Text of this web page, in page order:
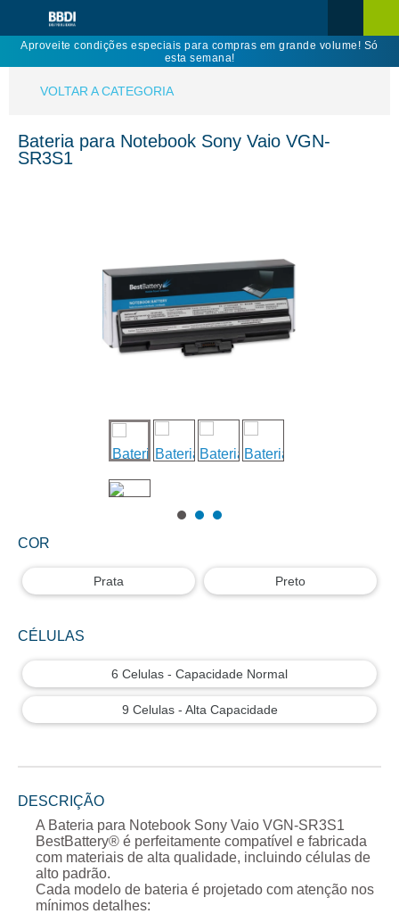
Aproveite condições especiais para compras em grande volume! Só
esta semana!
VOLTAR A CATEGORIA
Bateria para Notebook Sony Vaio VGN-
SR3S1
COR
Prata Preto
CÉLULAS
6 Celulas - Capacidade Normal
9 Celulas - Alta Capacidade
DESCRIÇÃO
A Bateria para Notebook Sony Vaio VGN-SR3S1
BestBattery® é perfeitamente compatível e fabricada
com materiais de alta qualidade, incluindo células de
alto padrão.
Cada modelo de bateria é projetado com atenção nos
mínimos detalhes: